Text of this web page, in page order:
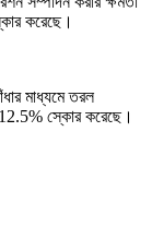
করেছে।
মাধ্যমে তরল
স্কোর করেছে।